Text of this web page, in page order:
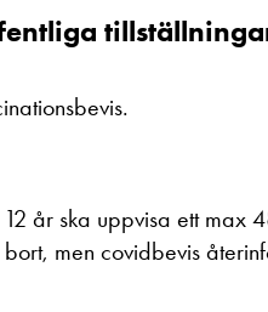
år ska uppvisa ett max
men covidbevis